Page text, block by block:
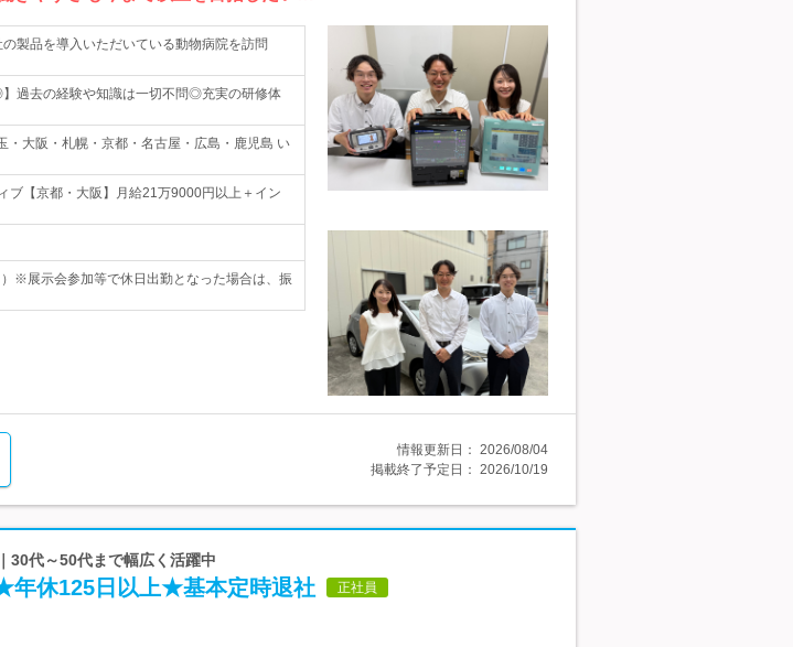
製品を導入いただいている動物病院を訪問
過去の経験や知識は一切不問◎充実の研修体
・大阪・札幌・京都・名古屋・広島・鹿児島 い
ブ【京都・大阪】月給21万9000円以上＋イン
※展示会参加等で休日出勤となった場合は、振
情報更新日： 2026/08/04
掲載終了予定日： 2026/10/19
30代～50代まで幅広く活躍中
年休125日以上★基本定時退社 正社員